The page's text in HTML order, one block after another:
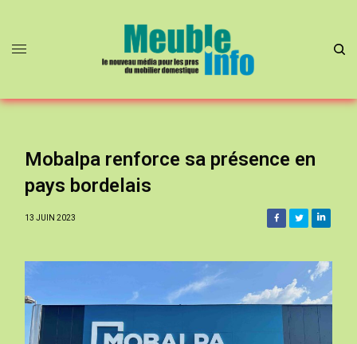
Mobalpa renforce sa présence en
pays bordelais
13 JUIN 2023